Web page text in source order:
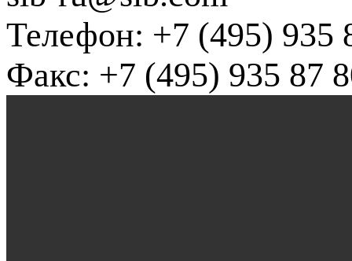
Телефон: +7 (495) 935
Факс: +7 (495) 935 87